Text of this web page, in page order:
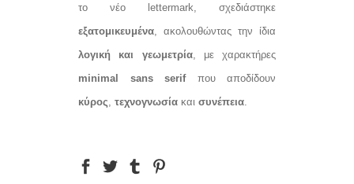
το νέο lettermark, σχεδιάστηκε
εξατομικευμένα , ακολουθώντας την ίδια
λογική και γεωμετρία, με χαρακτήρες
minimal sans serifπου αποδίδουν
κύρος τεχνογνωσία και συνέπεια